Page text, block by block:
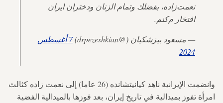
نعمت‌زاده، بفضلك وتمام الزنان ودختران ایران
افتخار م‌کنم.
— مسعود بيزشكيان (@drpezeshkian)
7 أغسطس
2024
وانضمت الإيرانية ناهد كيانيتشانده (26 عاما) إلى نعمت زاده كثالث
امرأة تفوز بميدالية في تاريخ إيران، بعد فوزها بالميدالية الفضية